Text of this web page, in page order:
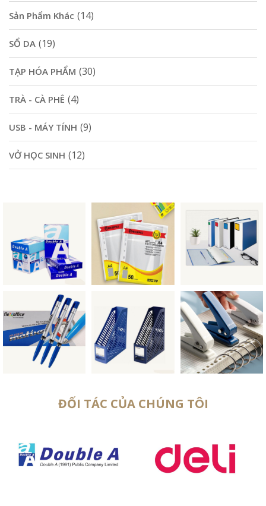
Sản Phẩm Khác (14)
SỔ DA (19)
TẠP HÓA PHẨM (30)
TRÀ - CÀ PHÊ (4)
USB - MÁY TÍNH (9)
VỞ HỌC SINH (12)
ĐỐI TÁC CỦA CHÚNG TÔI